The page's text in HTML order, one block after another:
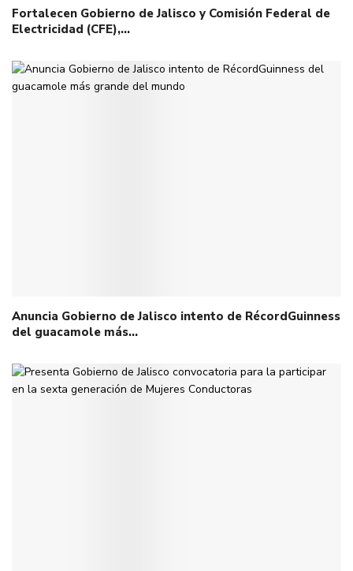
Fortalecen Gobierno de Jalisco y Comisión Federal de
Electricidad (CFE),…
Anuncia Gobierno de Jalisco intento de RécordGuinness
del guacamole más…